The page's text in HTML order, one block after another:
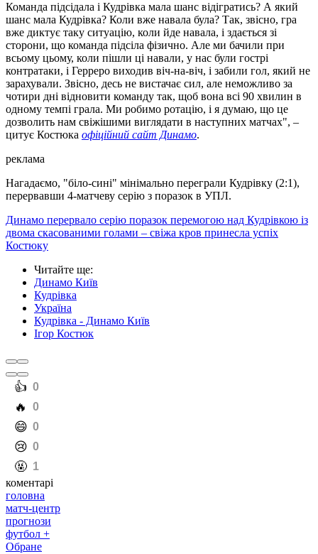
Команда підсідала і Кудрівка мала шанс відігратись? А який
шанс мала Кудрівка? Коли вже навала була? Так, звісно, гра
вже диктує таку ситуацію, коли йде навала, і здається зі
сторони, що команда підсіла фізично. Але ми бачили при
всьому цьому, коли пішли ці навали, у нас були гострі
контратаки, і Герреро виходив віч-на-віч, і забили гол, який не
зарахували. Звісно, десь не вистачає сил, але неможливо за
чотири дні відновити команду так, щоб вона всі 90 хвилин в
одному темпі грала. Ми робимо ротацію, і я думаю, що це
дозволить нам свіжішими виглядати в наступних матчах", –
цитує Костюка офіційний сайт Динамо.
реклама
Нагадаємо, "біло-сині" мінімально переграли Кудрівку (2:1),
перервавши 4-матчеву серію з поразок в УПЛ.
Динамо перервало серію поразок перемогою над Кудрівкою із
двома скасованими голами – свіжа кров принесла успіх
Костюку
Читайте ще:
Динамо Київ
Кудрівка
Україна
Кудрівка - Динамо Київ
Ігор Костюк
️👍 0
️🔥 0
️😄 0
️😢 0
️🤬 1
коментарі
головна
матч-центр
прогнози
футбол +
Обране